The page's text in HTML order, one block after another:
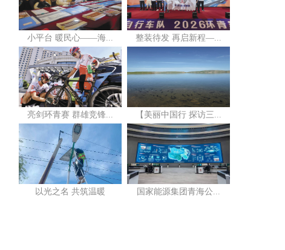
小平台 暖民心——海... 整装待发 再启新程—...
亮剑环青赛 群雄竞锋... 【美丽中国行 探访三...
以光之名 共筑温暖 国家能源集团青海公...